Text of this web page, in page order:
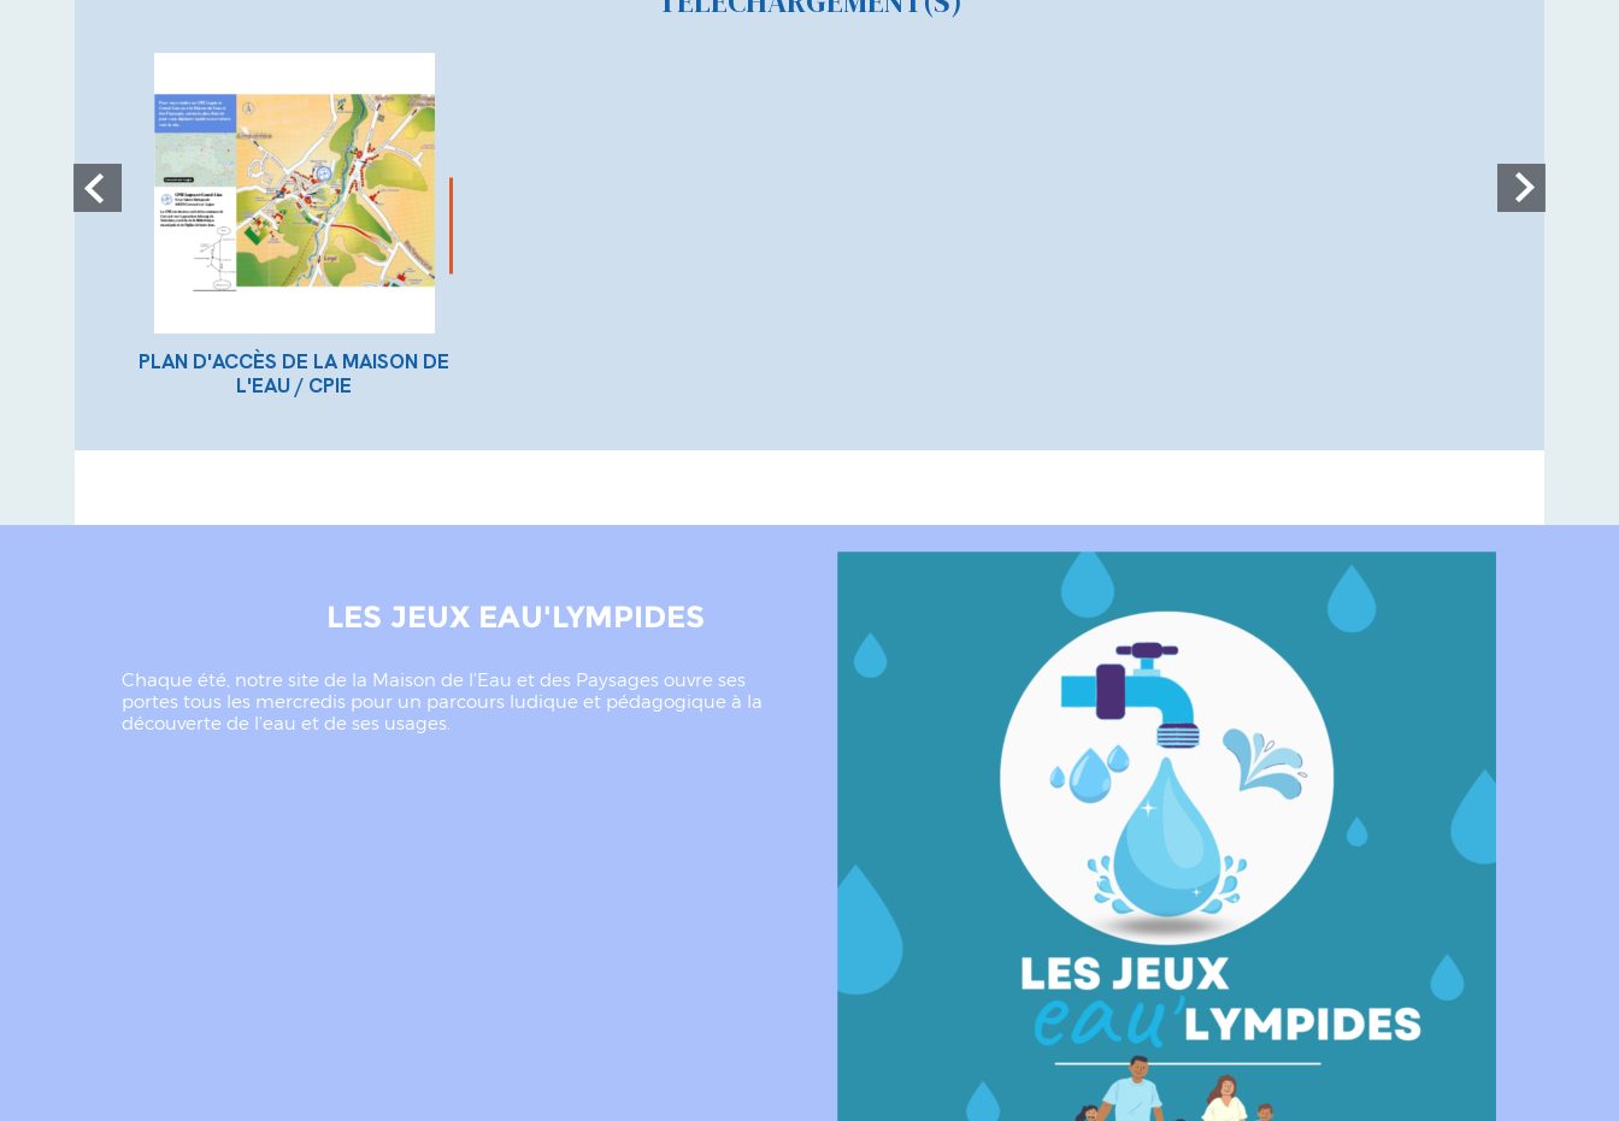
PLAN D'ACCÈS DE LA MAISON DE
L'EAU / CPIE
LES JEUX EAU'LYMPIDES
Chaque été, notre site de la Maison de l’Eau et des Paysages ouvre ses
portes tous les mercredis pour un parcours ludique et pédagogique à la
découverte de l’eau et de ses usages.